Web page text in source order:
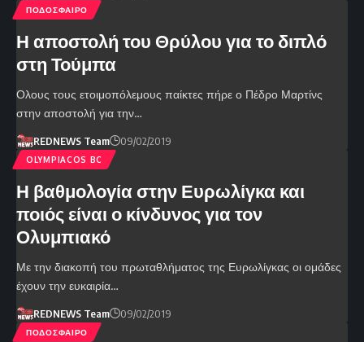
ΠΟΔΟΣΦΑΙΡΟ
Η αποστολή του Θρύλου για το διπλό
στη Τούμπα
Ολους τους ετοιμοπόλεμους παίκτες πήρε ο Πέδρο Μαρτίνς
στην αποστολή για την…
REDNEWS Team 09/02/2019
OLYMPIACOS BC
Η βαθμολογία στην Ευρωλίγκα και
ποιός είναι ο κίνδυνος για τον
Ολυμπιακό
Με την διακοπή του πρωταθλήματος της Ευρωλίγκας οι ομάδες
έχουν την ευκαιρία…
REDNEWS Team 09/02/2019
ΠΟΔΟΣΦΑΙΡΟ